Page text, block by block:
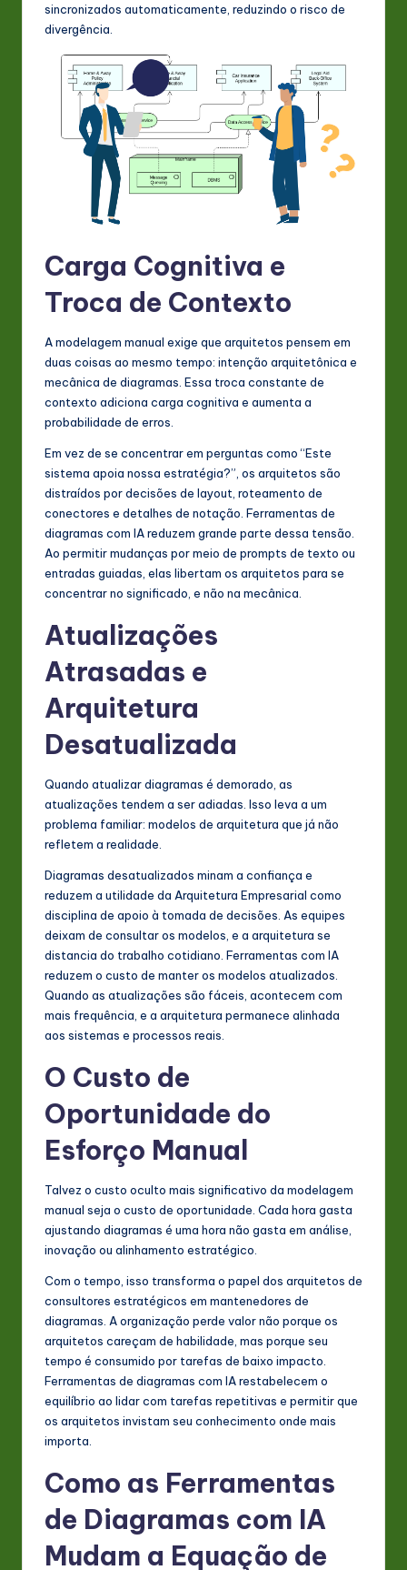
sincronizados automaticamente, reduzindo o risco de
divergência.
Carga Cognitiva e
Troca de Contexto
A modelagem manual exige que arquitetos pensem em
duas coisas ao mesmo tempo: intenção arquitetônica e
mecânica de diagramas. Essa troca constante de
contexto adiciona carga cognitiva e aumenta a
probabilidade de erros.
Em vez de se concentrar em perguntas como “Este
sistema apoia nossa estratégia?”, os arquitetos são
distraídos por decisões de layout, roteamento de
conectores e detalhes de notação. Ferramentas de
diagramas com IA reduzem grande parte dessa tensão.
Ao permitir mudanças por meio de prompts de texto ou
entradas guiadas, elas libertam os arquitetos para se
concentrar no significado, e não na mecânica.
Atualizações
Atrasadas e
Arquitetura
Desatualizada
Quando atualizar diagramas é demorado, as
atualizações tendem a ser adiadas. Isso leva a um
problema familiar: modelos de arquitetura que já não
refletem a realidade.
Diagramas desatualizados minam a confiança e
reduzem a utilidade da Arquitetura Empresarial como
disciplina de apoio à tomada de decisões. As equipes
deixam de consultar os modelos, e a arquitetura se
distancia do trabalho cotidiano. Ferramentas com IA
reduzem o custo de manter os modelos atualizados.
Quando as atualizações são fáceis, acontecem com
mais frequência, e a arquitetura permanece alinhada
aos sistemas e processos reais.
O Custo de
Oportunidade do
Esforço Manual
Talvez o custo oculto mais significativo da modelagem
manual seja o custo de oportunidade. Cada hora gasta
ajustando diagramas é uma hora não gasta em análise,
inovação ou alinhamento estratégico.
Com o tempo, isso transforma o papel dos arquitetos de
consultores estratégicos em mantenedores de
diagramas. A organização perde valor não porque os
arquitetos careçam de habilidade, mas porque seu
tempo é consumido por tarefas de baixo impacto.
Ferramentas de diagramas com IA restabelecem o
equilíbrio ao lidar com tarefas repetitivas e permitir que
os arquitetos invistam seu conhecimento onde mais
importa.
Como as Ferramentas
de Diagramas com IA
Mudam a Equação de